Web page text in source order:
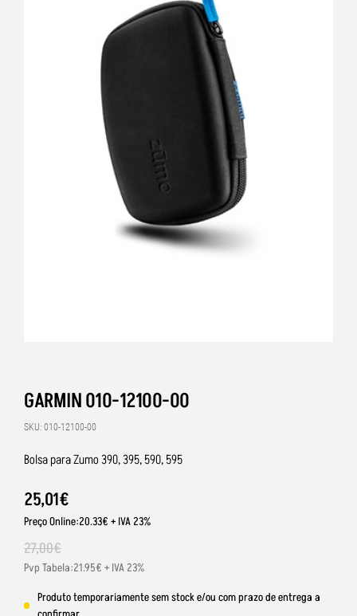
GARMIN 010-12100-00
SKU: 010-12100-00
Bolsa para Zumo 390, 395, 590, 595
25,01€
Preço Online:20.33€ + IVA 23%
27,00€
Pvp Tabela:21.95€ + IVA 23%
Produto temporariamente sem stock e/ou com prazo de entrega a